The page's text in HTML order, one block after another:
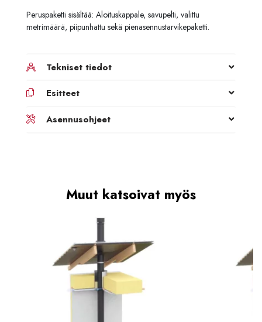
Peruspaketti sisältää: Aloituskappale, savupelti, valittu
metrimäärä, piipunhattu sekä pienasennustarvikepaketti.
Tekniset tiedot
Esitteet
Asennusohjeet
Muut katsoivat myös